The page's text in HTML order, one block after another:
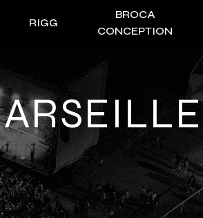
RIGG
BROCA
CONCEPTION